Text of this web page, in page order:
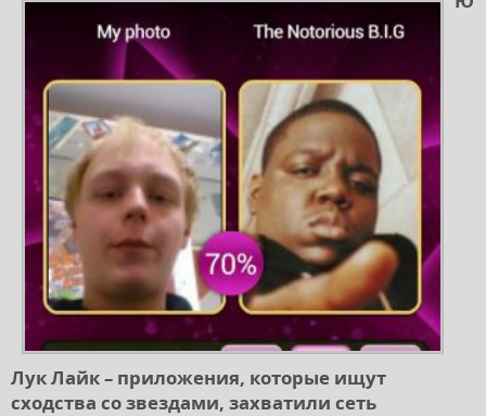
Лук Лайк – приложения, которые ищут
сходства со звездами, захватили сеть